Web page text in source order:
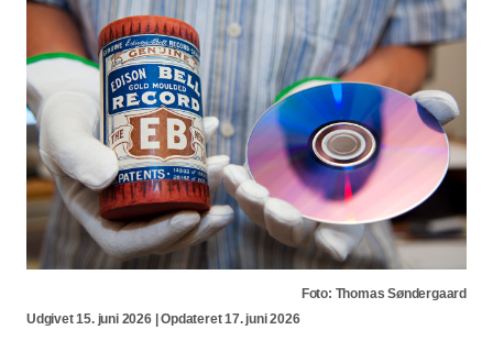
Foto: Thomas Søndergaard
Udgivet 15. juni 2026 | Opdateret 17. juni 2026